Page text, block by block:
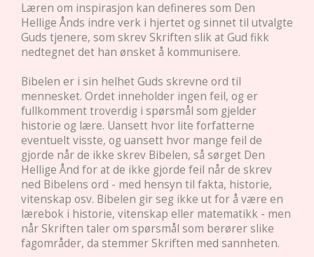
Læren om inspirasjon kan defineres som Den
Hellige Ånds indre verk i hjertet og sinnet til utvalgte
Guds tjenere, som skrev Skriften slik at Gud fikk
nedtegnet det han ønsket å kommunisere.
Bibelen er i sin helhet Guds skrevne ord til
mennesket. Ordet inneholder ingen feil, og er
fullkomment troverdig i spørsmål som gjelder
historie og lære. Uansett hvor lite forfatterne
eventuelt visste, og uansett hvor mange feil de
gjorde når de ikke skrev Bibelen, så sørget Den
Hellige Ånd for at de ikke gjorde feil når de skrev
ned Bibelens ord - med hensyn til fakta, historie,
vitenskap osv. Bibelen gir seg ikke ut for å være en
lærebok i historie, vitenskap eller matematikk - men
når Skriften taler om spørsmål som berører slike
fagområder, da stemmer Skriften med sannheten.